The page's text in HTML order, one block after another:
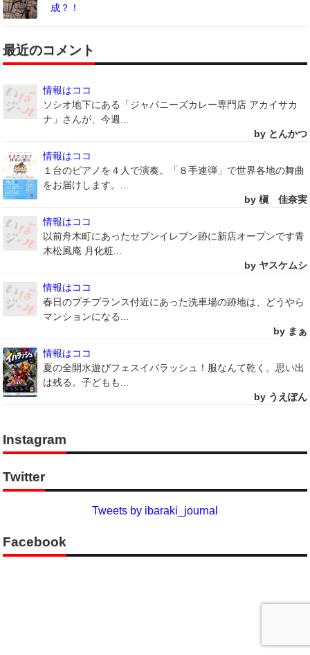
成？！
最近のコメント
情報はココ
ソシオ地下にある「ジャパニーズカレー専門店 アカイサカ
ナ」さんが、今週...
by とんかつ
情報はココ
１台のピアノを４人で演奏。「８手連弾」で世界各地の舞曲
をお届けします。...
by 槇 佳奈実
情報はココ
以前舟木町にあったセブンイレブン跡に新店オープンです青
木松風庵 月化粧...
by ヤスケムシ
情報はココ
春日のプチプランス付近にあった洗車場の跡地は、どうやら
マンションになる...
by まぁ
情報はココ
夏の全開水遊びフェスイバラッシュ！服なんて乾く。思い出
は残る。子どもも...
by うえぽん
Instagram
Twitter
Tweets by ibaraki_journal
Facebook